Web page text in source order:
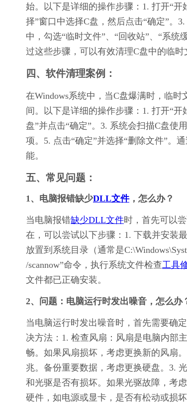
始。以下是详细的操作步骤：1. 打开“
择”窗口中选择C盘，然后点击“确定”。
中，勾选“临时文件”、“回收站”、“系统
过这些步骤，可以有效清理C盘中的临时
四、软件清理案例：
在Windows系统中，当C盘爆满时，临
间。以下是详细的操作步骤：1. 打开“
盘”并点击“确定”。3. 系统会扫描C盘使
项。5. 点击“确定”并选择“删除文件”。
能。
五、常见问题：
1、电脑报错缺少DLL文件，怎么办？
当电脑报错缺少DLL文件时，首先可以
在，可以尝试以下步骤：1. 下载并安装
放置到系统目录（通常是
/scannow”命令，执行系统文件检查工具
文件都已正确安装。
2、问题：电脑运行时发出噪音，怎么办
当电脑运行时发出噪音时，首先需要确
决方法：1. 检查风扇：风扇是电脑内部
畅。如果风扇损坏，考虑更换新的风扇
兆。备份重要数据，考虑更换硬盘。3.
和光驱是否有损坏。如果光驱故障，考
硬件，如电源或显卡，是否有松动或损